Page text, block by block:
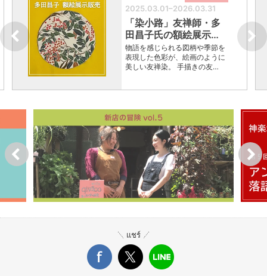
2025.03.01–2026.03.31
「染小路」友禅師・多
田昌子氏の額絵展示…
物語を感じられる図柄や季節を
表現した色彩が、絵画のように
美しい友禅染。 手描きの友…
แชร์